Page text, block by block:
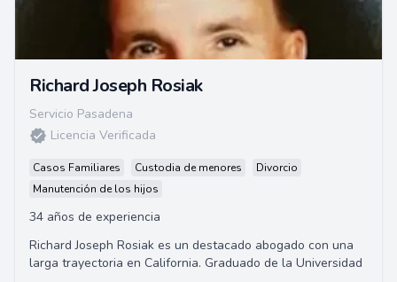
Richard Joseph Rosiak
Servicio Pasadena
Licencia Verificada
Casos Familiares Custodia de menores
Divorcio
Manutención de los hijos
34 años de experiencia
Richard Joseph Rosiak es un destacado abogado con una
larga trayectoria en California. Graduado de la Universidad